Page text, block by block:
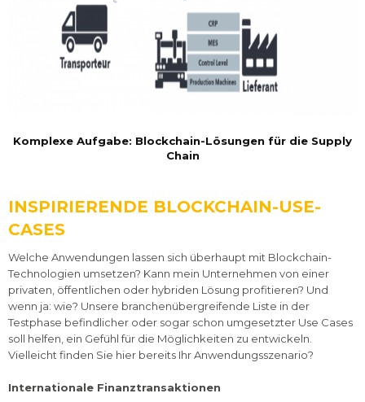
Komplexe Aufgabe: Blockchain-Lösungen für die Supply
Chain
INSPIRIERENDE BLOCKCHAIN-USE-
CASES
Welche Anwendungen lassen sich überhaupt mit Blockchain-
Technologien umsetzen? Kann mein Unternehmen von einer
privaten, öffentlichen oder hybriden Lösung profitieren? Und
wenn ja: wie? Unsere branchenübergreifende Liste in der
Testphase befindlicher oder sogar schon umgesetzter Use Cases
soll helfen, ein Gefühl für die Möglichkeiten zu entwickeln.
Vielleicht finden Sie hier bereits Ihr Anwendungsszenario?
Internationale Finanztransaktionen